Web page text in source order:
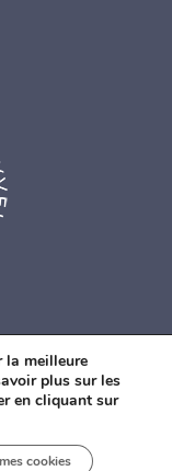
Politique de
la meilleure
plus sur les
en cliquant sur
cookies